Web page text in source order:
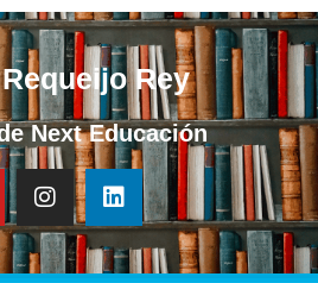
Rey
Next Educación